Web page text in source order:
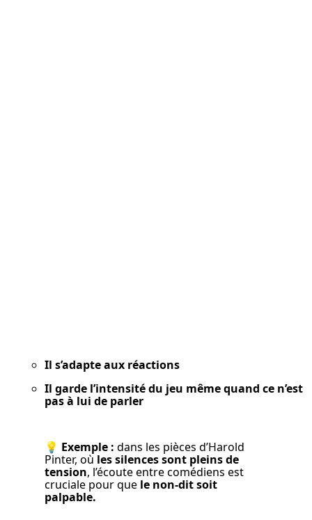
Il s’adapte aux réactions
Il garde l’intensité du jeu même quand ce n’est
pas à lui de parler
💡 Exemple : dans les pièces d’Harold
Pinter, où les silences sont pleins de
tension, l’écoute entre comédiens est
cruciale pour que le non-dit soit
palpable.